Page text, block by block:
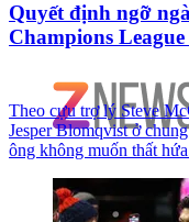
Quyết định ngỡ
Champions League
Theo cựu trợ lý Steve
Jesper Blomqvist ở
ông không muốn thất